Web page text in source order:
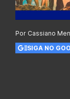
Por Cassiano
SIGA NO